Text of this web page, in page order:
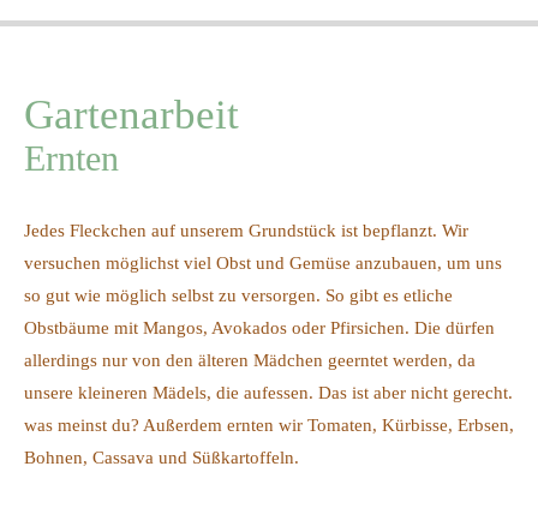
Gartenarbeit
Ernten
Jedes Fleckchen auf unserem Grundstück ist bepflanzt. Wir
versuchen möglichst viel Obst und Gemüse anzubauen, um uns
so gut wie möglich selbst zu versorgen. So gibt es etliche
Obstbäume mit Mangos, Avokados oder Pfirsichen. Die dürfen
allerdings nur von den älteren Mädchen geerntet werden, da
unsere kleineren Mädels, die aufessen. Das ist aber nicht gerecht.
was meinst du? Außerdem ernten wir Tomaten, Kürbisse, Erbsen,
Bohnen, Cassava und Süßkartoffeln.